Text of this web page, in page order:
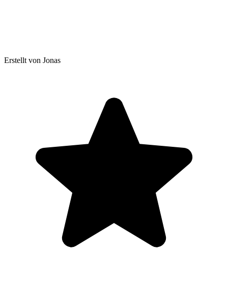
Erstellt von Jonas